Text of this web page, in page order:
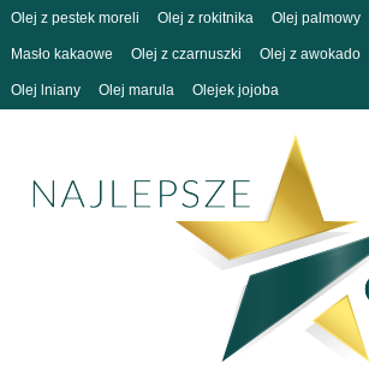
Olej z pestek moreli Olej z rokitnika Olej palmowy
Masło kakaowe Olej z czarnuszki Olej z awokado
Olej lniany Olej marula Olejek jojoba